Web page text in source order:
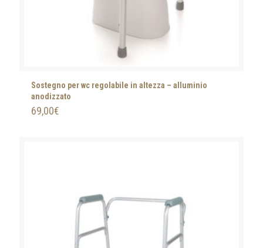
Sostegno per wc regolabile in altezza – alluminio
anodizzato
69,00€